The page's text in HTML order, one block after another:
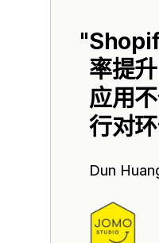
率提
应用
行对
Dun